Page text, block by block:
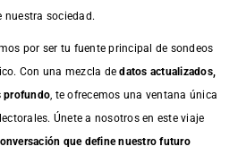
nuestra sociedad.
por ser tu fuente principal de sondeos
Con una mezcla dedatos actualizados,
profundo , te ofrecemos una ventana única
Únete a nosotros en este viaje
que define nuestro futuro